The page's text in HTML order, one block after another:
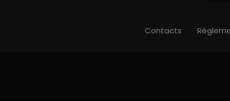
Contacts